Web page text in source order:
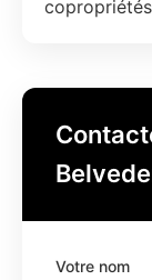
Votre nom